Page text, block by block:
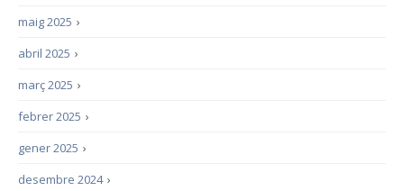
›
maig 2025
›
abril 2025
›
març 2025
›
febrer 2025
›
gener 2025
›
desembre 2024